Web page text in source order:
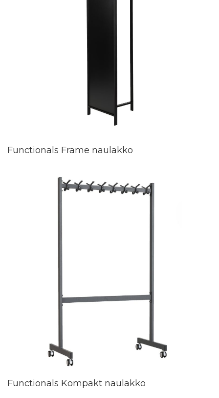
Functionals Frame naulakko
Functionals Kompakt naulakko